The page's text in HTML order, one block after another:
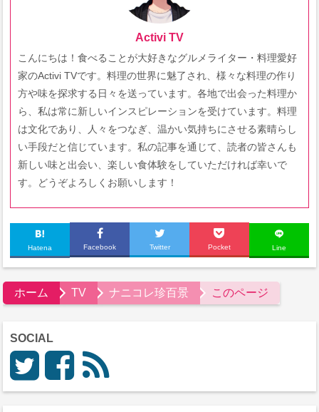
Activi TV
こんにちは！食べることが大好きなグルメライター・料理愛好
家のActivi TVです。料理の世界に魅了され、様々な料理の作り
方や味を探求する日々を送っています。各地で出会った料理か
ら、私は常に新しいインスピレーションを受けています。料理
は文化であり、人々をつなぎ、温かい気持ちにさせる素晴らし
い手段だと信じています。私の記事を通じて、読者の皆さんも
新しい味と出会い、楽しい食体験をしていただければ幸いで
す。どうぞよろしくお願いします！
Hatena Facebook Twitter Pocket Line
ホーム TV ナニコレ珍百景 このページ
SOCIAL